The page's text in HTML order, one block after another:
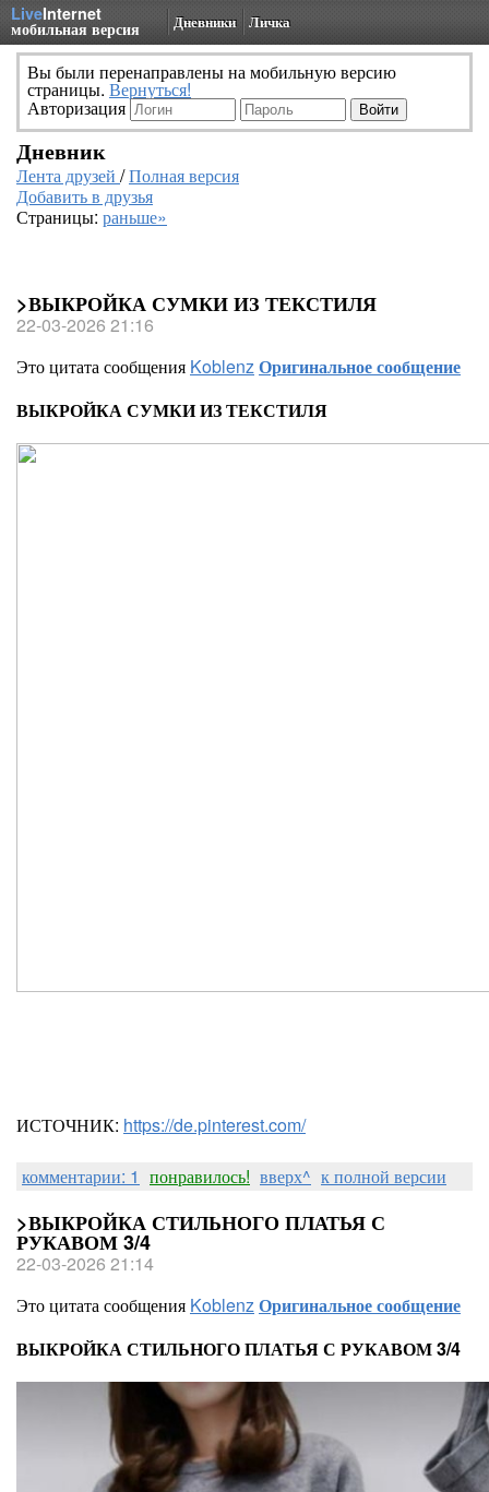
LiveInternet
мобильная версия Дневники Личка
Вы были перенаправлены на мобильную версию
страницы. Вернуться!
Авторизация
Дневник
Лента друзей /Полная версия
Добавить в друзья
Страницы: раньше»
>ВЫКРОЙКА СУМКИ ИЗ ТЕКСТИЛЯ
22-03-2026 21:16
Это цитата сообщения KoblenzОригинальное сообщение
ВЫКРОЙКА СУМКИ ИЗ ТЕКСТИЛЯ
ИСТОЧНИК: https://de.pinterest.com/
комментарии: 1 понравилось! вверх^ к полной версии
>ВЫКРОЙКА СТИЛЬНОГО ПЛАТЬЯ С
РУКАВОМ 3/4
22-03-2026 21:14
Это цитата сообщения KoblenzОригинальное сообщение
ВЫКРОЙКА СТИЛЬНОГО ПЛАТЬЯ С РУКАВОМ 3/4